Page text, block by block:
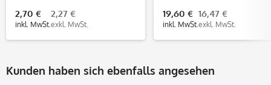
2,70 €
inkl. MwSt.
2,27 €
exkl. MwSt.
19,60 €
inkl. MwSt.
16,47 €
exkl. MwSt.
Kunden haben sich ebenfalls angesehen